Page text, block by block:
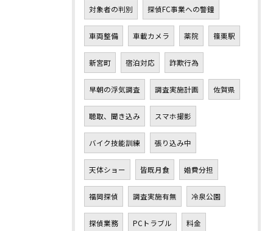
対象者の判別 探偵FC事業への警鐘
車両整備 車載カメラ 薬院 篠栗駅
新宮町 宿泊対応 詐欺行為
早朝の浮気調査 調査実施計画 佐賀県
聴取、聞き込み スマホ撮影
バイク技能訓練 張り込み中
天体ショー 皆既月食 婚費分担
福岡探偵 調査実施有無 冷泉公園
探偵業務 PCトラブル 料金